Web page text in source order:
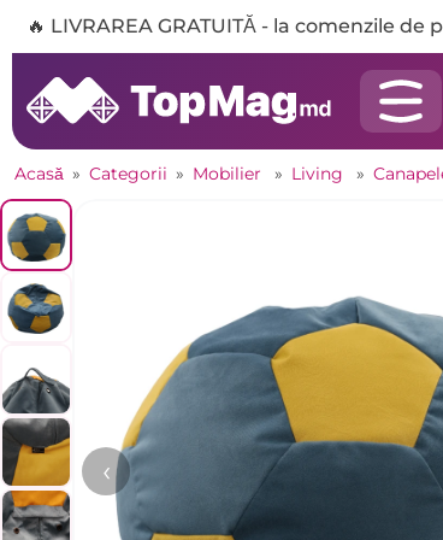
🔥 LIVRAREA GRATUITĂ - la comenzile de
Acasă » Categorii » Mobilier » Living »
‹